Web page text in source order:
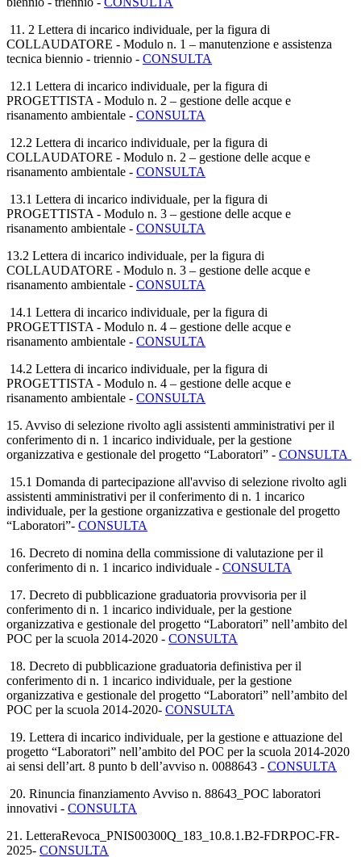
11. 2 Lettera di incarico individuale, per la figura di
COLLAUDATORE - Modulo n. 1 – manutenzione e assistenza
tecnica biennio - triennio - CONSULTA
12.1 Lettera di incarico individuale, per la figura di
PROGETTISTA - Modulo n. 2 – gestione delle acque e
risanamento ambientale - CONSULTA
12.2 Lettera di incarico individuale, per la figura di
COLLAUDATORE - Modulo n. 2 – gestione delle acque e
risanamento ambientale - CONSULTA
13.1 Lettera di incarico individuale, per la figura di
PROGETTISTA - Modulo n. 3 – gestione delle acque e
risanamento ambientale - CONSULTA
13.2 Lettera di incarico individuale, per la figura di
COLLAUDATORE - Modulo n. 3 – gestione delle acque e
risanamento ambientale - CONSULTA
14.1 Lettera di incarico individuale, per la figura di
PROGETTISTA - Modulo n. 4 – gestione delle acque e
risanamento ambientale - CONSULTA
14.2 Lettera di incarico individuale, per la figura di
PROGETTISTA - Modulo n. 4 – gestione delle acque e
risanamento ambientale - CONSULTA
15. Avviso di selezione rivolto agli assistenti amministrativi per il
conferimento di n. 1 incarico individuale, per la gestione
organizzativa e gestionale del progetto “Laboratori” - CONSULTA
15.1 Domanda di partecipazione all'avviso di selezione rivolto agli
assistenti amministrativi per il conferimento di n. 1 incarico
individuale, per la gestione organizzativa e gestionale del progetto
“Laboratori”- CONSULTA
16. Decreto di nomina della commissione di valutazione per il
conferimento di n. 1 incarico individuale - CONSULTA
17. Decreto di pubblicazione graduatoria provvisoria per il
conferimento di n. 1 incarico individuale, per la gestione
organizzativa e gestionale del progetto “Laboratori” nell’ambito del
POC per la scuola 2014-2020 - CONSULTA
18. Decreto di pubblicazione graduatoria definistiva per il
conferimento di n. 1 incarico individuale, per la gestione
organizzativa e gestionale del progetto “Laboratori” nell’ambito del
POC per la scuola 2014-2020- CONSULTA
19. Lettera di incarico individuale, per la gestione e attuazione del
progetto “Laboratori” nell’ambito del POC per la scuola 2014-2020
ai sensi dell’art. 8 punto b dell’avviso n. 0088643 - CONSULTA
20. Rinuncia finanziamento Avviso n. 88643_POC laboratori
innovativi - CONSULTA
21. LetteraRevoca_PNIS00300Q_183_10.8.1.B2-FDRPOC-FR-
2025- CONSULTA